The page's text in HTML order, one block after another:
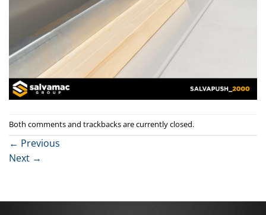
Both comments and trackbacks are currently closed.
← Previous
Next →